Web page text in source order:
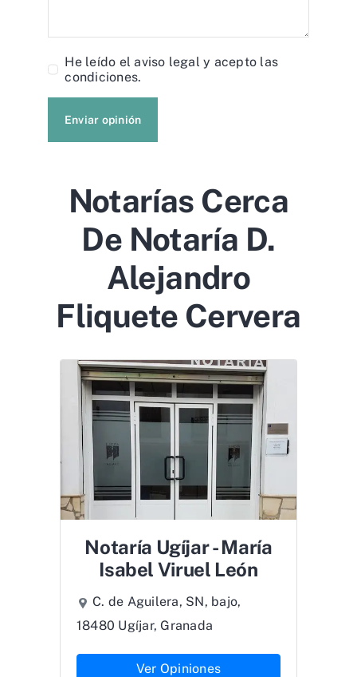
He leído elaviso legal y acepto las
condiciones.
Enviar opinión
Notarías Cerca
De Notaría D.
Alejandro
Fliquete Cervera
Notaría Ugíjar - María
Isabel Viruel León
C. de Aguilera, SN, bajo,
18480 Ugíjar, Granada
Ver Opiniones